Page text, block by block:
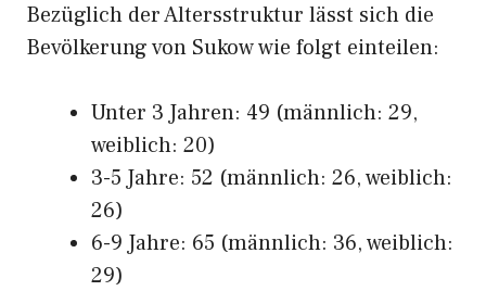
Bezüglich der Altersstruktur lässt sich die
Bevölkerung von Sukow wie folgt einteilen:
Unter 3 Jahren: 49 (männlich: 29,
weiblich: 20)
3-5 Jahre: 52 (männlich: 26, weiblich:
26)
6-9 Jahre: 65 (männlich: 36, weiblich:
29)